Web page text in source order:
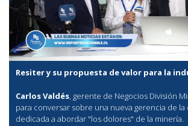
Resiter y su propuesta de valor para la
Carlos Valdés, gerente de Negocios División
para conversar sobre una nueva gerencia de la
dedicada a abordar "los dolores" de la minería.